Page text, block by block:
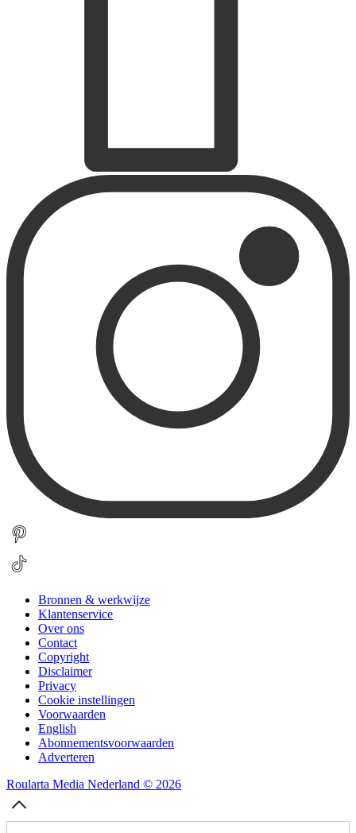
Bronnen & werkwijze
Klantenservice
Over ons
Contact
Copyright
Disclaimer
Privacy
Cookie instellingen
Voorwaarden
English
Abonnementsvoorwaarden
Adverteren
Roularta Media Nederland © 2026